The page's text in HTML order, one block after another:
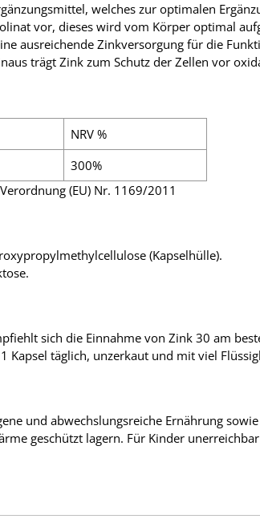
welches zur optimalen
vor, dieses wird vom Körper optimal
ausreichende Zinkversorgung für die
trägt Zink zum Schutz der Zellen vor
NRV %
300%
(EU) Nr. 1169/2011
(Kapselhülle).
sich die Einnahme von Zink 30 am
Kapsel täglich, unzerkaut und mit viel
und abwechslungsreiche Ernährung
geschützt lagern. Für Kinder